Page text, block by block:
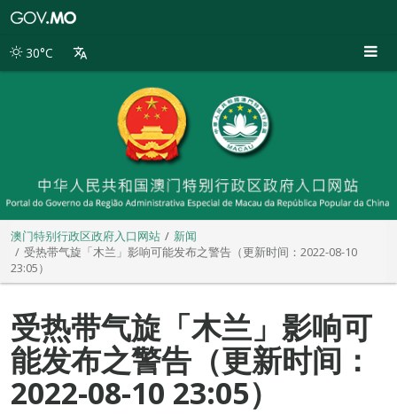
别
30°C
澳门特别行政区政府入口网站
新闻
受热带气旋「木兰」影响可能发布之警告（更新时间：2022-08-10
23:05）
受热带气旋「木兰」影响可
能发布之警告（更新时间：
2022-08-10 23:05）